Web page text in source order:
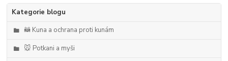
Kategorie blogu
🦝 Kuna a ochrana proti kunám
🐭 Potkani a myši